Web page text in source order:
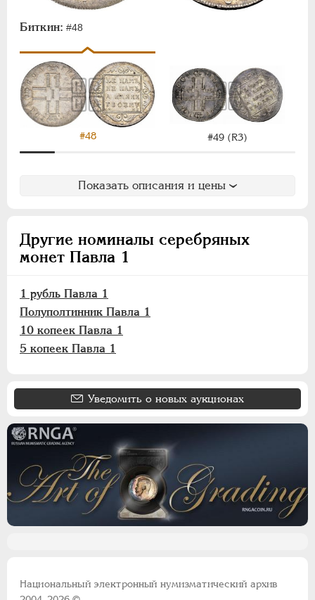
Биткин: #48
#48 #49 (R3)
Показать описания и цены
Другие номиналы серебряных
монет Павла 1
1 рубль Павла 1
Полуполтинник Павла 1
10 копеек Павла 1
5 копеек Павла 1
Уведомить о новых аукционах
Национальный электронный нумизматический архив